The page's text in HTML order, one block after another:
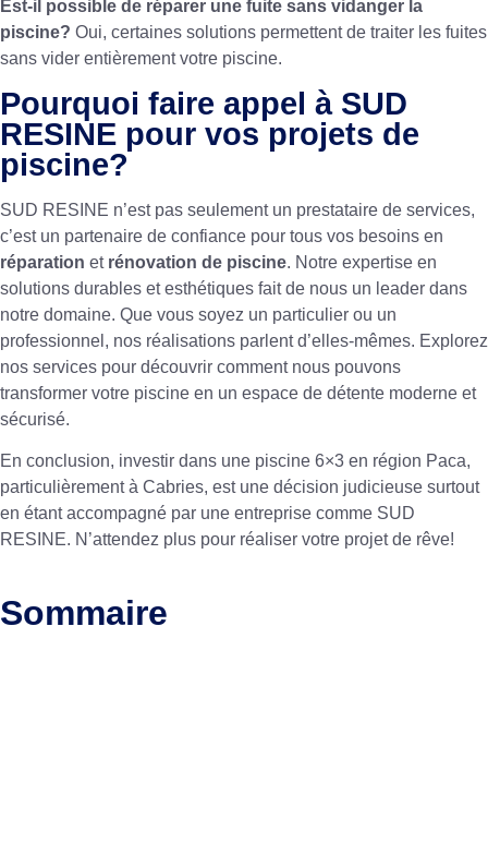
Est-il possible de réparer une fuite sans vidanger la
piscine? Oui, certaines solutions permettent de traiter les fuites
sans vider entièrement votre piscine.
Pourquoi faire appel à SUD
RESINE pour vos projets de
piscine?
SUD RESINE n’est pas seulement un prestataire de services,
c’est un partenaire de confiance pour tous vos besoins en
réparation et rénovation de piscine. Notre expertise en
solutions durables et esthétiques fait de nous un leader dans
notre domaine. Que vous soyez un particulier ou un
professionnel, nos réalisations parlent d’elles-mêmes. Explorez
nos services pour découvrir comment nous pouvons
transformer votre piscine en un espace de détente moderne et
sécurisé.
En conclusion, investir dans une piscine 6×3 en région Paca,
particulièrement à Cabries, est une décision judicieuse surtout
en étant accompagné par une entreprise comme SUD
RESINE. N’attendez plus pour réaliser votre projet de rêve!
Sommaire